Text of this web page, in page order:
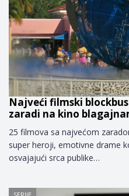
Najveći filmski
zaradi na kino
25 filmova sa najvećom
super heroji, emotivne drame
osvajajući srca publike…